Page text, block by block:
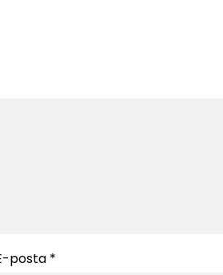
posta *